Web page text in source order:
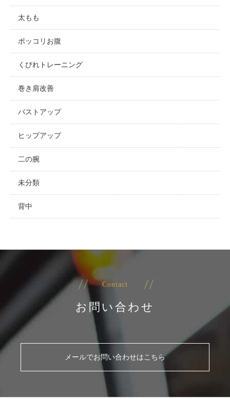
太もも
ポッコリお腹
くびれトレーニング
巻き肩改善
バストアップ
ヒップアップ
二の腕
未分類
背中
Contact
お問い合わせ
メールでお問い合わせはこちら